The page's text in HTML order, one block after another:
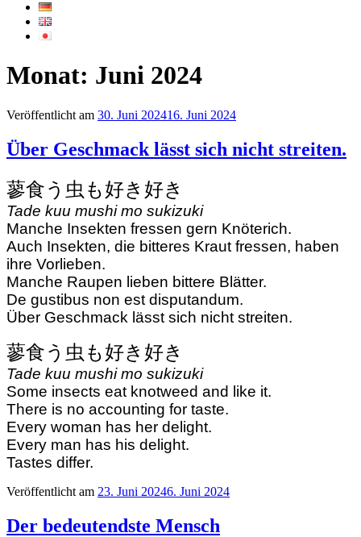
Monat: Juni 2024
Veröffentlicht am 30. Juni 202416. Juni 2024
Über Geschmack lässt sich nicht streiten.
蓼食う虫も好き好き
Tade kuu mushi mo sukizuki
Manche Insekten fressen gern Knöterich.
Auch Insekten, die bitteres Kraut fressen, haben
ihre Vorlieben.
Manche Raupen lieben bittere Blätter.
De gustibus non est disputandum.
Über Geschmack lässt sich nicht streiten.
蓼食う虫も好き好き
Tade kuu mushi mo sukizuki
Some insects eat knotweed and like it.
There is no accounting for taste.
Every woman has her delight.
Every man has his delight.
Tastes differ.
Veröffentlicht am 23. Juni 20246. Juni 2024
Der bedeutendste Mensch